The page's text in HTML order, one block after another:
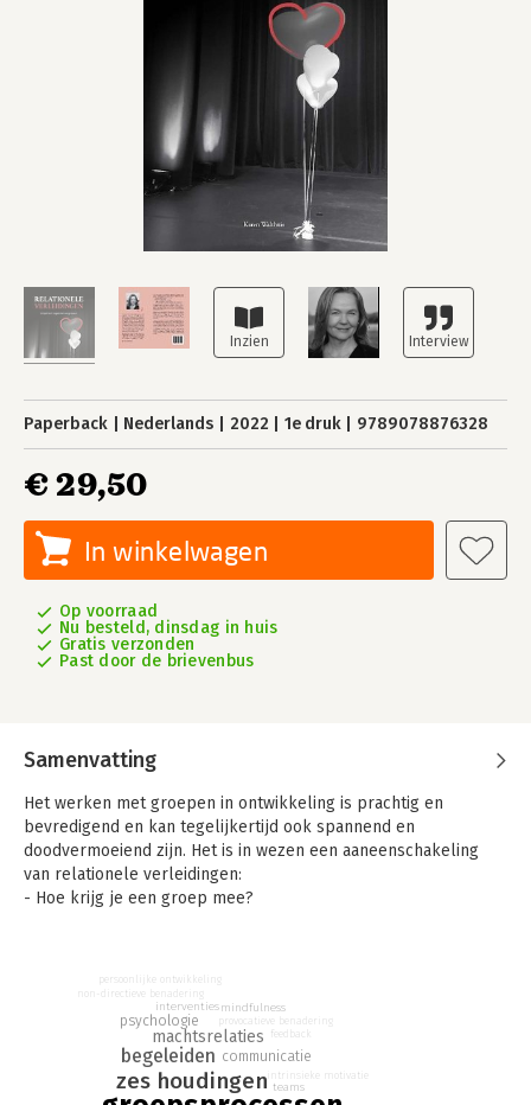
Paperback Nederlands 2022 1e druk 9789078876328
€ 29,50
In winkelwagen
Op voorraad
Nu besteld, dinsdag in huis
Gratis verzonden
Past door de brievenbus
Samenvatting
Het werken met groepen in ontwikkeling is prachtig en
bevredigend en kan tegelijkertijd ook spannend en
doodvermoeiend zijn. Het is in wezen een aaneenschakeling
van relationele verleidingen:
- Hoe krijg je een groep mee?
Met luchtige diepgang en liefdevolle confrontatie hoopt de
auteur je te verleiden stil te staan bij jezelf als begeleider van
groepen mensen. Jij bent immers 'ook maar' een mens, net als
zes houdingen
begeleiden
machtsrelaties
communicatie
psychologie
interventies
teams
mindfulness
provocatieve benadering
feedback
intrinsieke motivatie
non-directieve benadering
persoonlijke ontwikkeling